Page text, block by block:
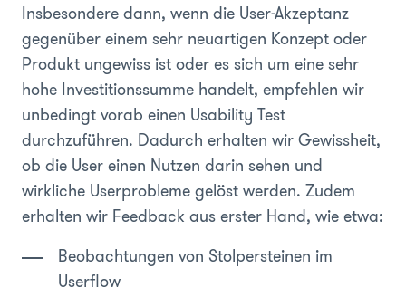
Insbesondere dann, wenn die User-Akzeptanz
gegenüber einem sehr neuartigen Konzept oder
Produkt ungewiss ist oder es sich um eine sehr
hohe Investitionssumme handelt, empfehlen wir
unbedingt vorab einen Usability Test
durchzuführen. Dadurch erhalten wir Gewissheit,
ob die User einen Nutzen darin sehen und
wirkliche Userprobleme gelöst werden. Zudem
erhalten wir Feedback aus erster Hand, wie etwa:
Beobachtungen von Stolpersteinen im
Userflow